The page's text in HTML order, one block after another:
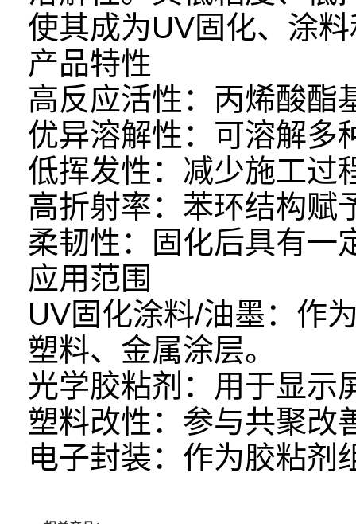
使其成为UV固化、涂
产品特性
高反应活性：丙烯酸酯
优异溶解性：可溶解多
低挥发性：减少施工过
高折射率：苯环结构赋
柔韧性：固化后具有一
应用范围
UV固化涂料/油墨：作
塑料、金属涂层。
光学胶粘剂：用于显示
塑料改性：参与共聚改
电子封装：作为胶粘剂